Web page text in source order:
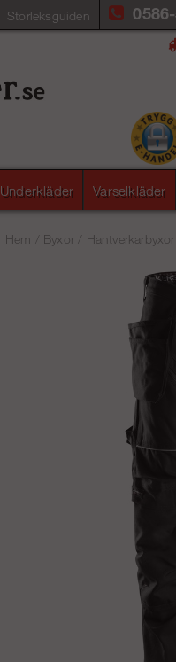
Storleksguiden
Underkläder Varselkläder
Hem Byxor Hantverkarbyxor